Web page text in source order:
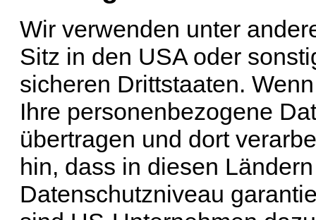
Wir verwenden unter
Sitz in den USA oder
sicheren Drittstaaten.
Ihre personenbezogene
übertragen und dort
hin, dass in diesen
Datenschutzniveau